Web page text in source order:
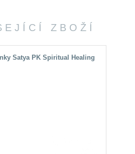
ZBOŽÍ
Satya PK Spiritual Healing